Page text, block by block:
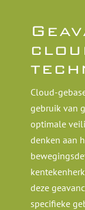
Cloud-
gebruik van
optimale
denken aan
deze
specifieke